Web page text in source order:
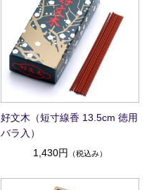
好文木（短寸線香 13.5cm 徳用
バラ入）
1,430円
（税込み）